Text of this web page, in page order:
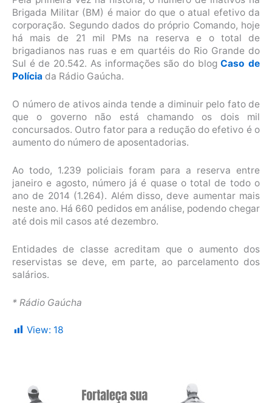
Brigada Militar (BM) é maior do que o atual efetivo da
corporação. Segundo dados do próprio Comando, hoje
há mais de 21 mil PMs na reserva e o total de
brigadianos nas ruas e em quartéis do Rio Grande do
Sul é de 20.542. As informações são do blogCaso de
Polícia da Rádio Gaúcha.
O número de ativos ainda tende a diminuir pelo fato de
que o governo não está chamando os dois mil
concursados. Outro fator para a redução do efetivo é o
aumento do número de aposentadorias.
Ao todo, 1.239 policiais foram para a reserva entre
janeiro e agosto, número já é quase o total de todo o
ano de 2014 (1.264). Além disso, deve aumentar mais
neste ano. Há 660 pedidos em análise, podendo chegar
até dois mil casos até dezembro.
Entidades de classe acreditam que o aumento dos
reservistas se deve, em parte, ao parcelamento dos
salários.
* Rádio Gaúcha
View: 18